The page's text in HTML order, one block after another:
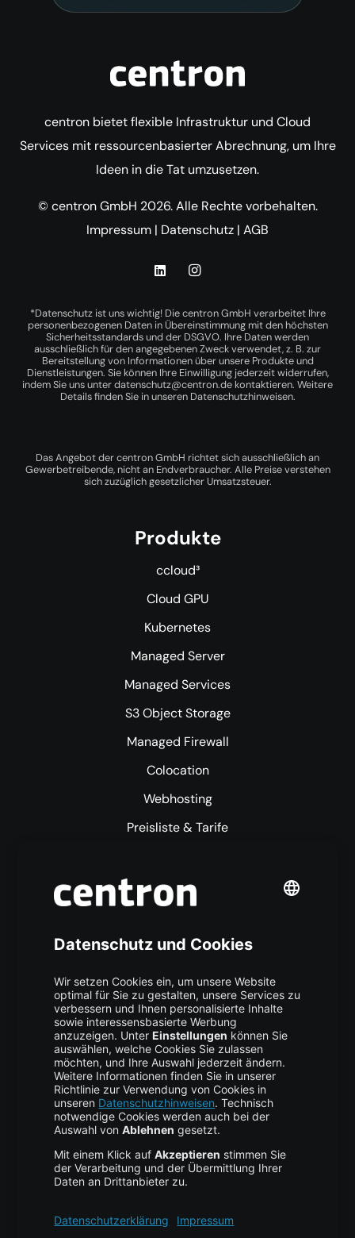
centron bietet flexible Infrastruktur und Cloud
Services mit ressourcenbasierter Abrechnung, um Ihre
Ideen in die Tat umzusetzen.
© centron GmbH 2026. Alle Rechte vorbehalten.
Impressum | Datenschutz | AGB
*Datenschutz ist uns wichtig! Die centron GmbH verarbeitet Ihre
personenbezogenen Daten in Übereinstimmung mit den höchsten
Sicherheitsstandards und der DSGVO. Ihre Daten werden
ausschließlich für den angegebenen Zweck verwendet, z. B. zur
Bereitstellung von Informationen über unsere Produkte und
Dienstleistungen. Sie können Ihre Einwilligung jederzeit widerrufen,
indem Sie uns unterdatenschutz@centron.de kontaktieren. Weitere
Details finden Sie in unseren Datenschutzhinweisen.
Das Angebot der centron GmbH richtet sich ausschließlich an
Gewerbetreibende, nicht an Endverbraucher. Alle Preise verstehen
sich zuzüglich gesetzlicher Umsatzsteuer.
Produkte
ccloud³
Cloud GPU
Kubernetes
Managed Server
Managed Services
S3 Object Storage
Managed Firewall
Colocation
Webhosting
Preisliste & Tarife
Mehr centron
High Availability
Trust Center
Data Recovery
Backup Service
Business Hosting
Cloud Storage
Cloud Anbieter
Leitfaden & Übersicht